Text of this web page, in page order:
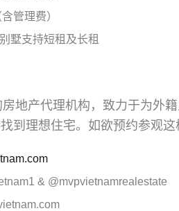
管理费）
墅支持短租及长租
地产代理机构，致力于为外
到理想住宅。如欲预约参观
& @mvpvietnamrealestate